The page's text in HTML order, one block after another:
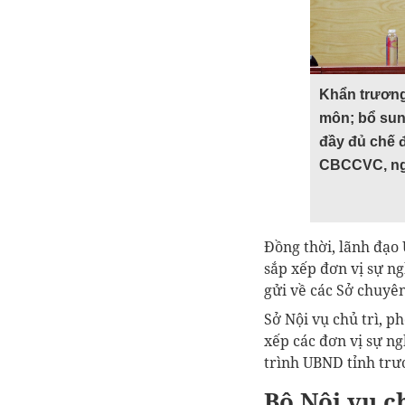
Khẩn
môn; bổ
đầy đủ chế
CBCCVC,
Đồng thời, lãnh đạo
sắp xếp đơn vị sự
gửi về các Sở
Sở Nội vụ chủ trì,
xếp các đơn vị sự
trình UBND tỉnh